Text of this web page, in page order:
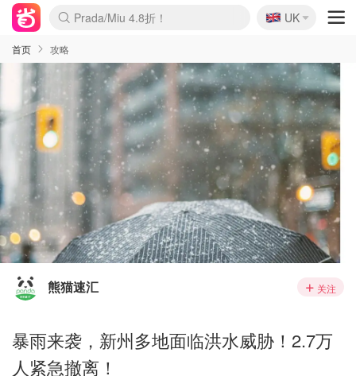
Prada/Miu 4.8折！
🇬🇧
UK
首页 攻略
熊猫速汇 关注
暴雨来袭，新州多地面临洪水威胁！2.7万
人紧急撤离！